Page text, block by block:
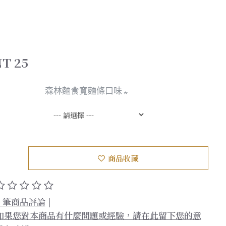
筆商品評論 |
果您對本商品有什麼問題或經驗，請在此留下您的意
25
森林麵食寬麵條口味
商品收藏